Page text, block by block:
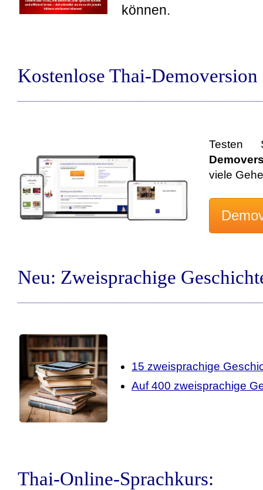
können.
Kostenlose Thai-Demoversion
viele
Neu: Zweisprachige
15 zweisprachige
Auf 400 zweisprachige
Thai-Online-Sprachkurs: